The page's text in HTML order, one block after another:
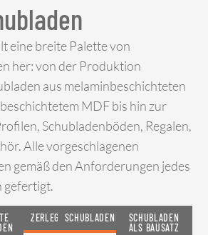
eine breite Palette von
her: von der Produktion
aus melaminbeschichteten
MDF bis hin zur
Schubladenböden, Regalen,
Alle vorgeschlagenen
gemäß den Anforderungen jedes
gefertigt.
ZERLEGTESCHUBLADENBÖDENSCHUBLADEN
ALS BAUSATZ